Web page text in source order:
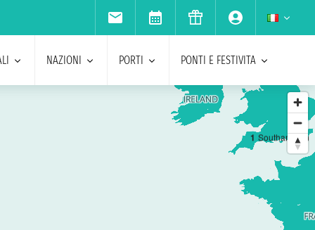
NAZIONI PORTI PONTI E FESTIVITA
1 Southampton